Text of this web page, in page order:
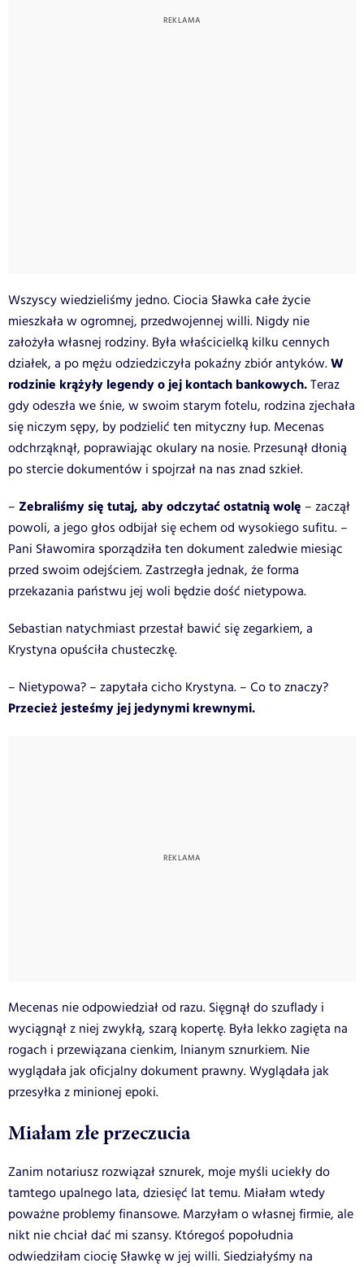
Wszyscy wiedzieliśmy jedno. Ciocia Sławka całe życie
mieszkała w ogromnej, przedwojennej willi. Nigdy nie
założyła własnej rodziny. Była właścicielką kilku cennych
działek, a po mężu odziedziczyła pokaźny zbiór antyków.W
rodzinie krążyły legendy o jej kontach bankowych.Teraz
gdy odeszła we śnie, w swoim starym fotelu, rodzina zjechała
się niczym sępy, by podzielić ten mityczny łup. Mecenas
odchrząknął, poprawiając okulary na nosie. Przesunął dłonią
po stercie dokumentów i spojrzał na nas znad szkieł.
– Zebraliśmy się tutaj, aby odczytać ostatnią wolę – zaczął
powoli, a jego głos odbijał się echem od wysokiego sufitu. –
Pani Sławomira sporządziła ten dokument zaledwie miesiąc
przed swoim odejściem. Zastrzegła jednak, że forma
przekazania państwu jej woli będzie dość nietypowa.
Sebastian natychmiast przestał bawić się zegarkiem, a
Krystyna opuściła chusteczkę.
– Nietypowa? – zapytała cicho Krystyna. – Co to znaczy?
Przecież jesteśmy jej jedynymi krewnymi.
Mecenas nie odpowiedział od razu. Sięgnął do szuflady i
wyciągnął z niej zwykłą, szarą kopertę. Była lekko zagięta na
rogach i przewiązana cienkim, lnianym sznurkiem. Nie
wyglądała jak oficjalny dokument prawny. Wyglądała jak
przesyłka z minionej epoki.
Miałam złe przeczucia
Zanim notariusz rozwiązał sznurek, moje myśli uciekły do
tamtego upalnego lata, dziesięć lat temu. Miałam wtedy
poważne problemy finansowe. Marzyłam o własnej firmie, ale
nikt nie chciał dać mi szansy. Któregoś popołudnia
odwiedziłam ciocię Sławkę w jej willi. Siedziałyśmy na